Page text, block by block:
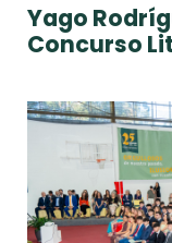
Yago
Concurso